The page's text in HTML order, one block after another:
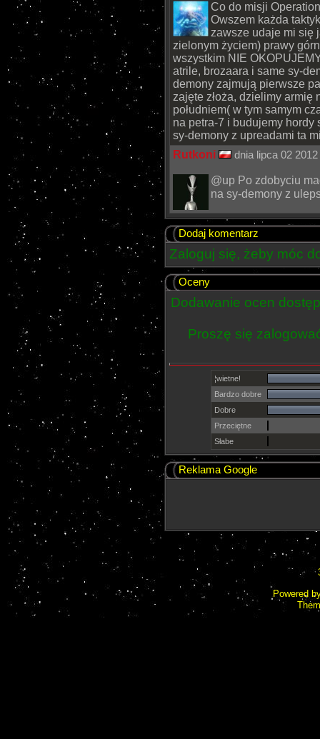
Co do misji
Owszem każda
zawsze udaje mi się
zielonym życiem) prawy
wszystkim NIE
atrile, brozaara i same sy-
demony zajmują pierwsze
zajęte złoża, dzielimy armię
południem( w tym samym
na petra-7 i budujemy hordy
sy-demony z upreadami ta
Rutkoni
dnia lipca 02 2012
@up Po zdobyciu
na sy-demony z
Dodaj komentarz
Zaloguj się, żeby móc
Oceny
Dodawanie ocen
Proszę się
¦wietne!
Bardzo dobre
Dobre
Przeciętne
Słabe
Reklama Google
Powered